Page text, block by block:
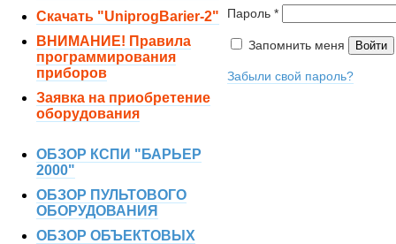
Скачать "UniprogBarier-2"
ВНИМАНИЕ! Правила
программирования
приборов
Заявка на приобретение
оборудования
ОБЗОР КСПИ "БАРЬЕР
2000"
ОБЗОР ПУЛЬТОВОГО
ОБОРУДОВАНИЯ
ОБЗОР ОБЪЕКТОВЫХ
Пароль *Обязательно
Запомнить меня Войти
Забыли свой пароль?